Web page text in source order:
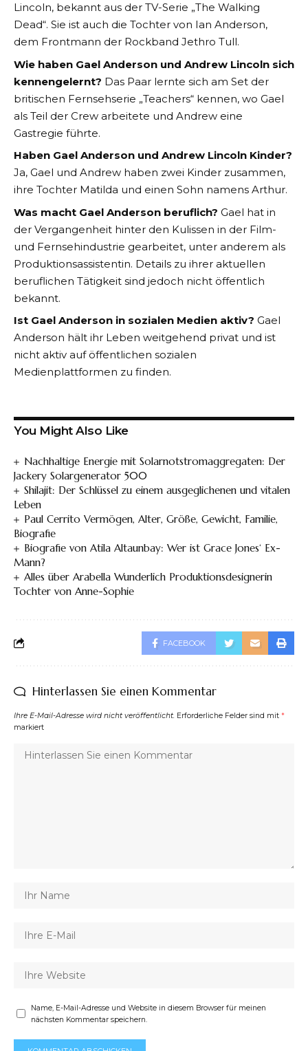
Lincoln, bekannt aus der TV-Serie „The Walking
Dead“. Sie ist auch die Tochter von Ian Anderson,
dem Frontmann der Rockband Jethro Tull.
Wie haben Gael Anderson und Andrew Lincoln sich
kennengelernt? Das Paar lernte sich am Set der
britischen Fernsehserie „Teachers“ kennen, wo Gael
als Teil der Crew arbeitete und Andrew eine
Gastregie führte.
Haben Gael Anderson und Andrew Lincoln Kinder?
Ja, Gael und Andrew haben zwei Kinder zusammen,
ihre Tochter Matilda und einen Sohn namens Arthur.
Was macht Gael Anderson beruflich? Gael hat in
der Vergangenheit hinter den Kulissen in der Film-
und Fernsehindustrie gearbeitet, unter anderem als
Produktionsassistentin. Details zu ihrer aktuellen
beruflichen Tätigkeit sind jedoch nicht öffentlich
bekannt.
Ist Gael Anderson in sozialen Medien aktiv? Gael
Anderson hält ihr Leben weitgehend privat und ist
nicht aktiv auf öffentlichen sozialen
Medienplattformen zu finden.
You Might Also Like
Nachhaltige Energie mit Solarnotstromaggregaten: Der
Jackery Solargenerator 500
Shilajit: Der Schlüssel zu einem ausgeglichenen und vitalen
Leben
Paul Cerrito Vermögen, Alter, Größe, Gewicht, Familie,
Biografie
Biografie von Atila Altaunbay: Wer ist Grace Jones‘ Ex-
Mann?
Alles über Arabella Wunderlich Produktionsdesignerin
Tochter von Anne-Sophie
FACEBOOK
Hinterlassen Sie einen Kommentar
Ihre E-Mail-Adresse wird nicht veröffentlicht. Erforderliche Felder sind mit *
markiert
Name, E-Mail-Adresse und Website in diesem Browser für meinen
nächsten Kommentar speichern.